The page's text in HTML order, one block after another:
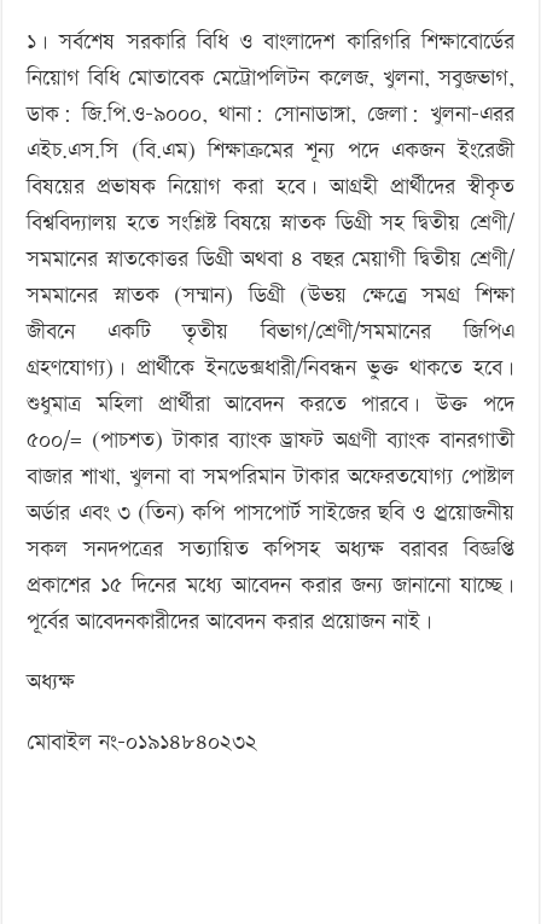
ফেব্রুয়ারী
২০১৪
১। সর্বশেষ সরকারি বিধি ও বাংলাদেশ কারিগরি শিক্ষাবোর্ডের
নিয়োগ বিধি মোতাবেক মেট্রোপলিটন কলেজ, খুলনা, সবুজভাগ,
ডাক: জি.পি.ও-৯০০০, থানা: সোনাডাঙ্গা, জেলা: খুলনা-এরর
এইচ.এস.সি (বি.এম) শিক্ষাক্রমের শূন্য পদে একজন ইংরেজী
বিষয়ের প্রভাষক নিয়োগ করা হবে। আগ্রহী প্রার্থীদের স্বীকৃত
বিশ্ববিদ্যালয় হতে সংশ্লিষ্ট বিষয়ে স্নাতক ডিগ্রী সহ দ্বিতীয় শ্রেণী/
সমমানের স্নাতকোত্তর ডিগ্রী অথবা ৪ বছর মেয়াগী দ্বিতীয় শ্রেণী/
সমমানের স্নাতক (সম্মান) ডিগ্রী (উভয় ক্ষেত্র্রে সমগ্র শিক্ষা
জীবনে একটি তৃতীয় বিভাগ/শ্রেণী/সমমানের জিপিএ
গ্রহণযোগ্য)। প্রার্থীকে ইনডেক্সধারী/নিবন্ধন ভুক্ত থাকতে হবে।
শুধুমাত্র মহিলা প্রার্থীরা আবেদন করতে পারবে। উক্ত পদে
৫০০/= (পাচশত) টাকার ব্যাংক ড্রাফট অগ্রণী ব্যাংক বানরগাতী
বাজার শাখা, খুলনা বা সমপরিমান টাকার অফেরতযোগ্য পোষ্টাল
অর্ডার এবং ৩ (তিন) কপি পাসপোর্ট সাইজের ছবি ও প্র্রয়োজনীয়
সকল সনদপত্রের সত্যায়িত কপিসহ অধ্যক্ষ বরাবর বিজ্ঞপ্তি
প্রকাশের ১৫ দিনের মধ্যে আবেদন করার জন্য জানানো যাচ্ছে।
পূর্বের আবেদনকারীদের আবেদন করার প্রয়োজন নাই।
অধ্যক্ষ
মোবাইল নং-০১৯১৪৮৪০২৩২